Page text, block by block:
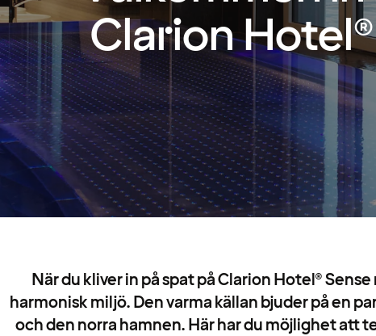
Clarion
När du kliver in på spat på Clarion Hotel®
harmonisk miljö. Den varma källan bjuder på en
och den norra hamnen. Här har du möjlighet att